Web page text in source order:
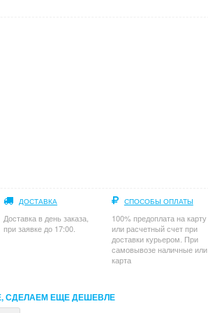
ДОСТАВКА
Доставка в день заказа,
при заявке до 17:00.
СПОСОБЫ ОПЛАТЫ
100% предоплата на карту
или расчетный счет при
доставки курьером. При
самовывозе наличные или
карта
СДЕЛАЕМ ЕЩЕ ДЕШЕВЛЕ